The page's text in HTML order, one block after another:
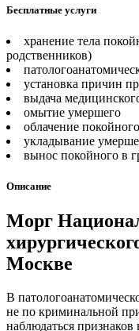
Бесплатные услуги
хранение тела
родственников)
установка причин
выдача
омытие умершего
облачение покойного
укладывание
вынос покойного в
Описание
Морг
Москве
В
не по криминальной
наблюдаться